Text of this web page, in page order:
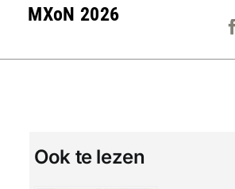
MXoN 2026
Ook te lezen